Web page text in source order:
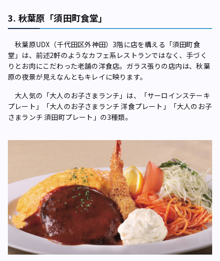
3. 秋葉原「須田町食堂」
秋葉原UDX（千代田区外神田）3階に店を構える「須田町食
堂」は、前述2軒のようなカフェ系レストランではなく、手づく
りとお肉にこだわった老舗の洋食店。ガラス張りの店内は、秋葉
原の夜景が見えなんともキレイに映ります。
大人気の「大人のお子さまランチ」は、「サーロインステーキ
プレート」「大人のお子さまランチ 洋食プレート」「大人のお子
さまランチ 須田町プレート」の3種類。